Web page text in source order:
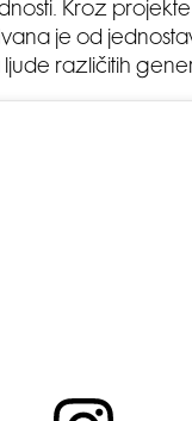
Kroz
je od
različitih